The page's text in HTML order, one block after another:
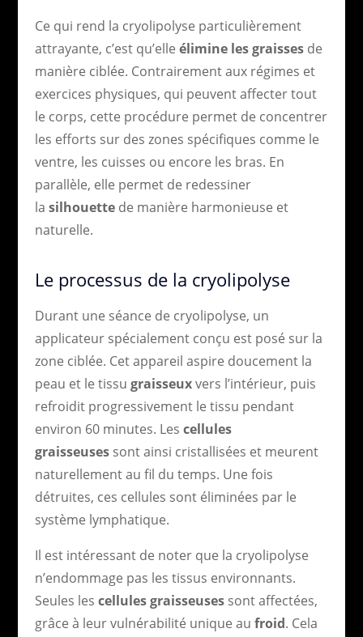
Ce qui rend la cryolipolyse particulièrement
attrayante, c’est qu’elle élimine les graissesde
manière ciblée. Contrairement aux régimes et
exercices physiques, qui peuvent affecter tout
le corps, cette procédure permet de concentrer
les efforts sur des zones spécifiques comme le
ventre, les cuisses ou encore les bras. En
parallèle, elle permet de redessiner
la silhouettede manière harmonieuse et
naturelle.
Le processus de la cryolipolyse
Durant une séance de cryolipolyse, un
applicateur spécialement conçu est posé sur la
zone ciblée. Cet appareil aspire doucement la
peau et le tissu graisseuxvers l’intérieur, puis
refroidit progressivement le tissu pendant
environ 60 minutes. Les cellules
graisseusessont ainsi cristallisées et meurent
naturellement au fil du temps. Une fois
détruites, ces cellules sont éliminées par le
système lymphatique.
Il est intéressant de noter que la cryolipolyse
n’endommage pas les tissus environnants.
Seules les cellules graisseusessont affectées,
grâce à leur vulnérabilité unique au froid. Cela